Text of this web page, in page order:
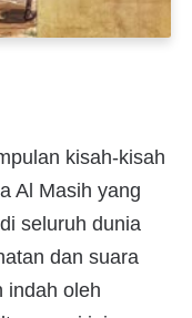
kisah-kisah
Al Masih yang
seluruh dunia
dan suara
indah oleh